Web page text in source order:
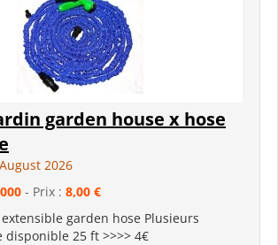
garden house x hose
2026
- Prix : 8,00 €
garden hose Plusieurs
disponible 25 ft >>>> 4€